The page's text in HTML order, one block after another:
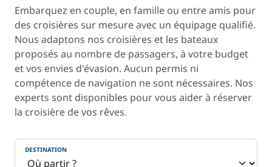
Embarquez en couple, en famille ou entre amis pour
des croisières sur mesure avec un équipage qualifié.
Nous adaptons nos croisières et les bateaux
proposés au nombre de passagers, à votre budget
et vos envies d'évasion. Aucun permis ni
compétence de navigation ne sont nécessaires. Nos
experts sont disponibles pour vous aider à réserver
la croisière de vos rêves.
DESTINATION